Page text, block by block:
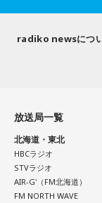
『かつしかトリオ
ァルトホール ※
10月31日（土）
※ライブの詳細は
＜かつしかトリオ
2021年、初期
（Dr）、向谷 実
irienchy / インナ
UEBO / Wash
が計画 /
ープ / 川後陽菜 &
東飯店 / Gill
さされたら /
スターズ /
にほへと /
Gum-9 / ガラク
KI_EN / 来島エ
KING OF
HAMIDA SHE'S /
三四少女 / She
/ 至福ぽんちょ /
実貴子ズ / スパ
"てんてん" はこ
ことができたでし
徹底調査！ 8月19
選抜メンバー・新
が700万回を超え
が参加しているカ
しく伺います。行
radiko newsにつ
放送局一覧
北海道・東北
HBCラジオ
STVラジオ
AIR-G'（FM北海道）
FM NORTH WAVE